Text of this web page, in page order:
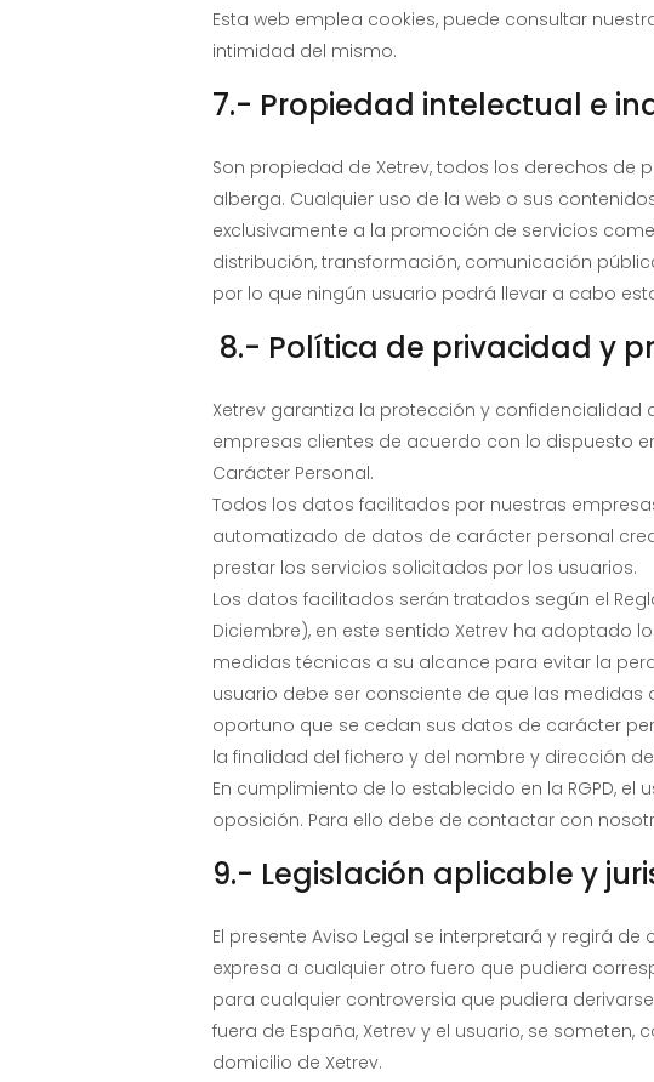
Esta web emplea cookies, puede consultar
intimidad del mismo.
7.- Propiedad intelectual e
Son propiedad de Xetrev, todos los derechos
alberga. Cualquier uso de la web o sus
exclusivamente a la promoción de servicios
distribución, transformación, comunicación
por lo que ningún usuario podrá llevar a cabo
8.- Política de privacidad y
Xetrev garantiza la protección y
empresas clientes de acuerdo con lo dispuesto
Carácter Personal.
Todos los datos facilitados por nuestras
automatizado de datos de carácter personal
prestar los servicios solicitados por los usuarios.
Los datos facilitados serán tratados según el
Diciembre), en este sentido Xetrev ha adoptado
medidas técnicas a su alcance para evitar la
usuario debe ser consciente de que las medidas
oportuno que se cedan sus datos de carácter
la finalidad del fichero y del nombre y dirección
En cumplimiento de lo establecido en la RGPD,
oposición. Para ello debe de contactar con
9.- Legislación aplicable y
El presente Aviso Legal se interpretará y regirá
expresa a cualquier otro fuero que pudiera
para cualquier controversia que pudiera
fuera de España, Xetrev y el usuario, se
domicilio de Xetrev.